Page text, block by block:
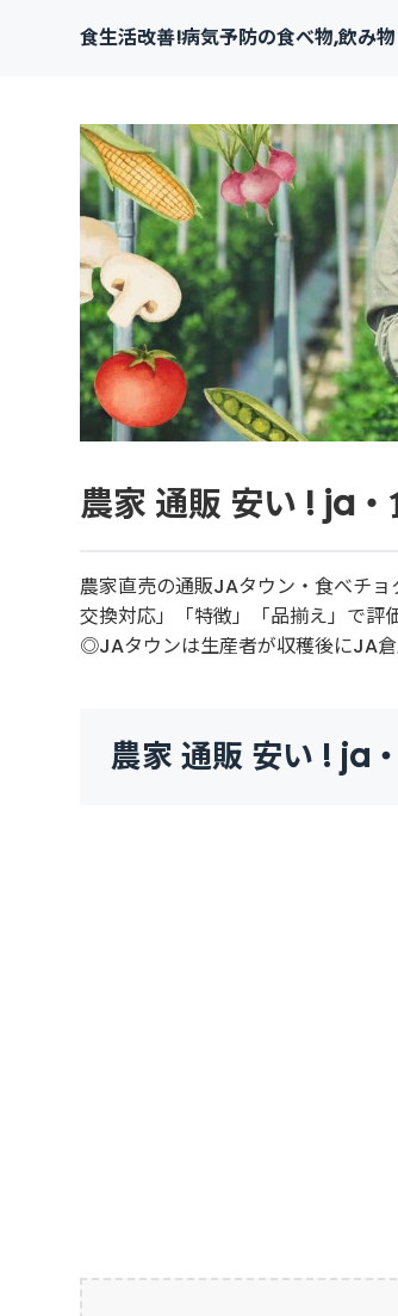
食生活改善!病気予防の食べ物,飲み物
農家 通販 安い ! ja
農家直売の通販JAタウン・食べチ
交換対応」「特徴」「品揃え」で評
◎JAタウンは生産者が収穫後にJA倉
農家 通販 安い ! ja